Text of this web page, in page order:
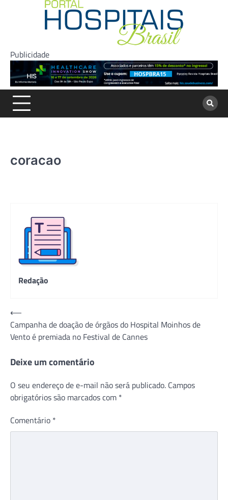
Publicidade
coracao
Redação
Navegação
de
Post
⟵
Campanha de doação de órgãos do Hospital Moinhos de
Vento é premiada no Festival de Cannes
Deixe um comentário
O seu endereço de e-mail não será publicado. Campos
obrigatórios são marcados com *
Comentário *